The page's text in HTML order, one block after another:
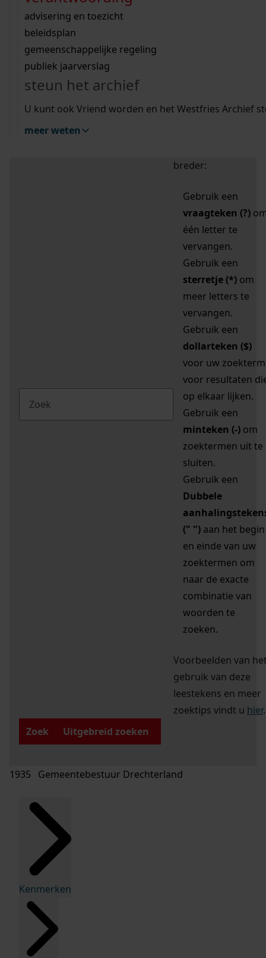
bouwvergunningen
omgevingsvergunningen
vergunningen
beeld en geluid
uitleg nodig?
Wij helpen u op weg met een aantal zoektips.
bekijk alle zoektips
Wij helpen u op weg met een aantal zoektips.
bekijk alle zoektips
bekijk ons geschiedenislokaal
advisering en toezicht
beleidsplan
gemeenschappelijke regeling
publiek jaarverslag
steun het archief
U kunt ook Vriend worden en het Westfries Archief
meer weten
zoektips
Mijn Studiezaal (inloggen)
uw zoekopdracht te
breder:
Gebruik een
vraagteken (?)
één letter te
vervangen.
Gebruik een
sterretje (*) om
meer letters te
vervangen.
Gebruik een
dollarteken ($)
voor uw zoekterm
voor resultaten
op elkaar lijken.
Gebruik een
minteken (-) om
zoektermen uit te
sluiten.
Gebruik een
Dubbele
(" ") aan het begin
en einde van uw
zoektermen om
naar de exacte
combinatie van
woorden te
zoeken.
Voorbeelden van
gebruik van deze
leestekens en meer
zoektips vindt u hier.
Zoek
Uitgebreid zoeken
1935 Gemeentebestuur Drechterland
Kenmerken